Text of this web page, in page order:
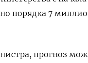
порядка 7
прогноз